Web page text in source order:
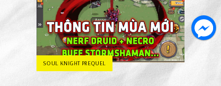
SOUL KNIGHT PREQUEL